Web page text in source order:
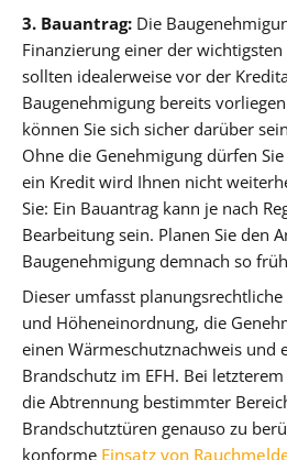
3. Bauantrag: Die
Finanzierung einer der
sollten idealerweise vor der
Baugenehmigung bereits
können Sie sich sicher darüber
Ohne die Genehmigung dürfen
ein Kredit wird Ihnen nicht
Sie: Ein Bauantrag kann je nach
Bearbeitung sein. Planen Sie den
Baugenehmigung demnach so
Dieser umfasst
und Höheneinordnung, die
einen Wärmeschutznachweis und
Brandschutz im EFH. Bei
die Abtrennung bestimmter
Brandschutztüren genauso zu
konforme Einsatz von